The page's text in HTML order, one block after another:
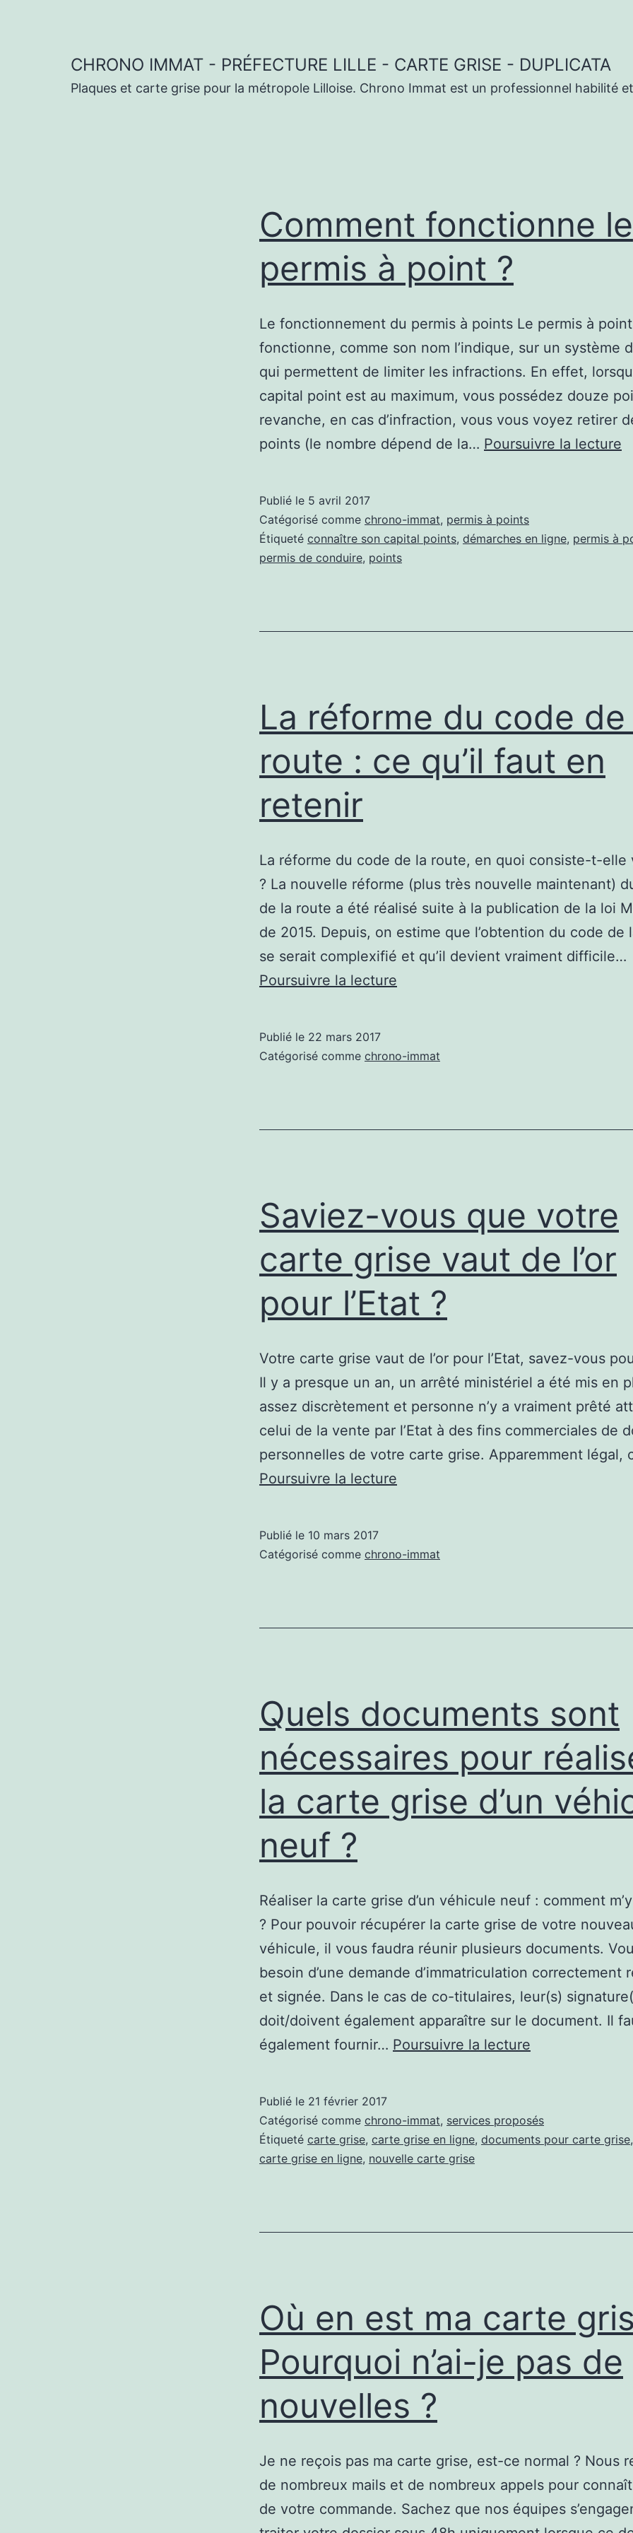
CHRONO IMMAT - PRÉFECTURE LILLE - CARTE GRISE - DUPLICATA
Plaques et carte grise pour la métropole Lilloise. Chrono Immat est un professionnel habilité
Comment fonctionne le
permis à point ?
Le fonctionnement du permis à points Le permis à
fonctionne, comme son nom l’indique, sur un système
qui permettent de limiter les infractions. En effet,
capital point est au maximum, vous possédez douze
revanche, en cas d’infraction, vous vous voyez retirer
points (le nombre dépend de la… Poursuivre la lecture
à
Publié le 5 avril 2017
Catégorisé comme chrono-immat, permis à points
Étiqueté connaître son capital points, démarches en ligne, permis à
permis de conduire, points
La réforme du code de
route : ce qu’il faut en
retenir
La réforme du code de la route, en quoi consiste-t-elle
? La nouvelle réforme (plus très nouvelle maintenant)
de la route a été réalisé suite à la publication de la loi
de 2015. Depuis, on estime que l’obtention du code de
se serait complexifié et qu’il devient vraiment difficile…
Poursuivre la lecture
code
faut
retenir
Publié le 22 mars 2017
Catégorisé comme chrono-immat
Saviez-vous que votre
carte grise vaut de l’or
pour l’Etat ?
Votre carte grise vaut de l’or pour l’Etat, savez-vous
Il y a presque un an, un arrêté ministériel a été mis en
assez discrètement et personne n’y a vraiment prêté
celui de la vente par l’Etat à des fins commerciales de
personnelles de votre carte grise. Apparemment légal,
Poursuivre la lecture
votre
l’Etat
?
Publié le 10 mars 2017
Catégorisé comme chrono-immat
Quels documents sont
nécessaires pour
la carte grise d’un
neuf ?
Réaliser la carte grise d’un véhicule neuf : comment
? Pour pouvoir récupérer la carte grise de votre
véhicule, il vous faudra réunir plusieurs documents.
besoin d’une demande d’immatriculation correctement
et signée. Dans le cas de co-titulaires, leur(s)
doit/doivent également apparaître sur le document. Il
également fournir… Poursuivre la lecture
nécessaires
pour
grise
neuf
?
Publié le 21 février 2017
Catégorisé comme chrono-immat, services proposés
Étiqueté carte grise, carte grise en ligne, documents pour carte grise,
carte grise en ligne, nouvelle carte grise
Où en est ma carte
Pourquoi n’ai-je pas de
nouvelles ?
Je ne reçois pas ma carte grise, est-ce normal ? Nous
de nombreux mails et de nombreux appels pour
de votre commande. Sachez que nos équipes